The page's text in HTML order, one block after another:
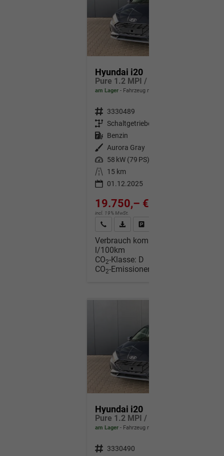
Hyundai i20
am Lager Fahrzeug mit Tageszulassung
Fahrzeugnr. 3330489
Getriebe Schaltgetriebe
Kraftstoff Benzin
Außenfarbe Aurora Gray
Leistung 58 kW (79 PS)
Kilometerstand
15 km
01.12.2025
19.750,– €
incl. 19% MwSt.
Wir rufen Sie anFahrzeugexposé (PDF)
Verbrauch kombiniert:
l/100km
CO2-Klasse: D
CO2-Emissionen:
Hyundai i20
am Lager Fahrzeug mit Tageszulassung
Fahrzeugnr. 3330490